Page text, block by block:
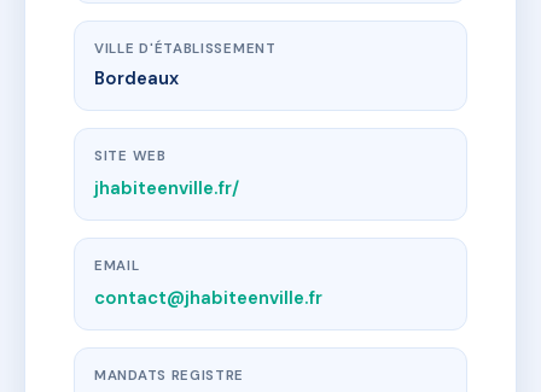
VILLE D'ÉTABLISSEMENT
Bordeaux
SITE WEB
jhabiteenville.fr/
EMAIL
contact@jhabiteenville.fr
MANDATS REGISTRE